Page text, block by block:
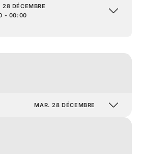
28 DÉCEMBRE
- 00:00
MAR. 28 DÉCEMBRE